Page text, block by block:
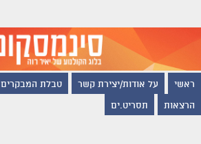
ראשי על אודות/יצירת קשר טבלת המבקרים
הרצאות תסריט.ים